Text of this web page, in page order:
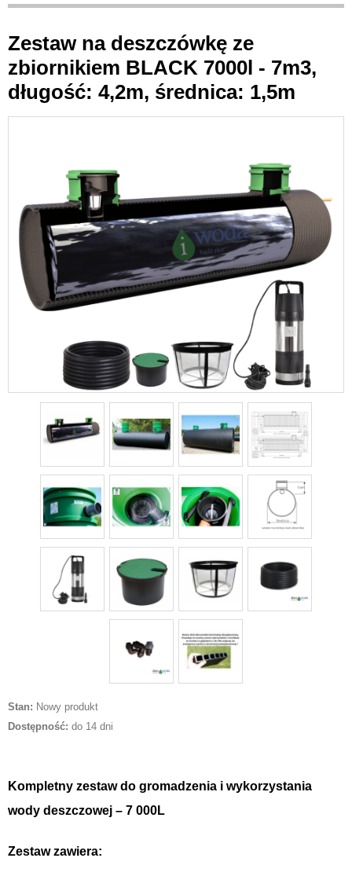
Zestaw na deszczówkę ze
zbiornikiem BLACK 7000l - 7m3,
długość: 4,2m, średnica: 1,5m
Stan: Nowy produkt
Dostępność: do 14 dni
Kompletny zestaw do gromadzenia i wykorzystania
wody deszczowej – 7 000L
Zestaw zawiera: